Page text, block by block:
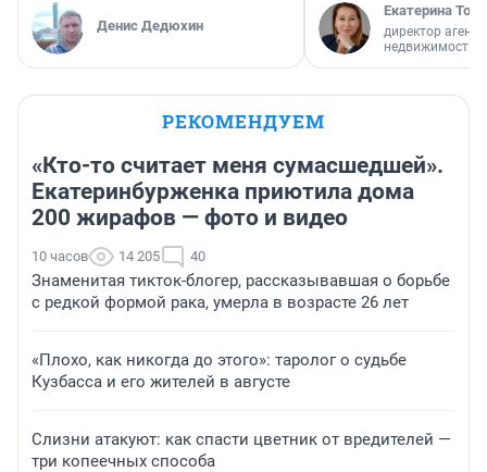
Денис Дедюхин
Екатерина
директор
недвижимости
РЕКОМЕНДУЕМ
«Кто-то считает меня сумасшедшей».
Екатеринбурженка приютила дома
200 жирафов — фото и видео
10 часов 14 205 40
Знаменитая тикток-блогер, рассказывавшая о борьбе
с редкой формой рака, умерла в возрасте 26 лет
«Плохо, как никогда до этого»: таролог о судьбе
Кузбасса и его жителей в августе
Слизни атакуют: как спасти цветник от вредителей —
три копеечных способа